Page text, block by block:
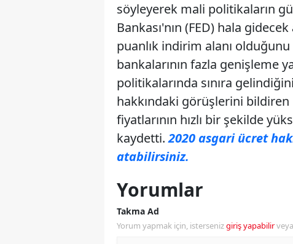
söyleyerek mali politikaların
Bankası'nın (FED) hala
puanlık indirim alanı
bankalarının fazla genişleme
politikalarında sınıra
hakkındaki görüşlerini bildiren
fiyatlarının hızlı bir şekilde
kaydetti.2020 asgari ücret
atabilirsiniz.
Yorumlar
Takma Ad
Yorum yapmak için, istersenizgiriş yapabilirveya